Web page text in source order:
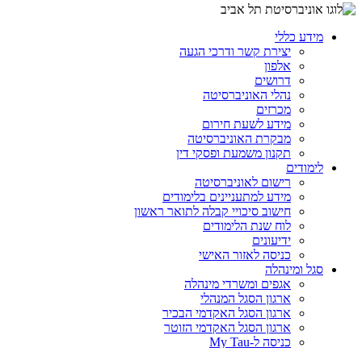
מידע כללי
יצירת קשר ודרכי הגעה
אלפון
דרושים
נהלי האוניברסיטה
מכרזים
מידע לשעת חירום
מבקרת האוניברסיטה
תקנון משמעת ופסקי דין
לימודים
רישום לאוניברסיטה
מידע למתעניינים בלימודים
חישוב סיכויי קבלה לתואר ראשון
לוח שנת הלימודים
ידיעונים
כניסה לאזור האישי
סגל ומינהלה
אגפים ומשרדי מינהלה
ארגון הסגל המנהלי
ארגון הסגל האקדמי הבכיר
ארגון הסגל האקדמי הזוטר
כניסה ל-My Tau